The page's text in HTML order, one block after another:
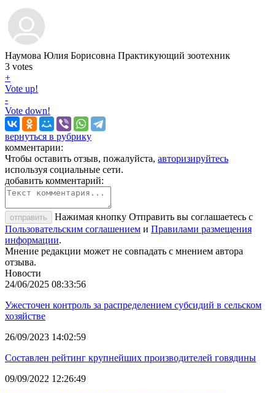
Наумова Юлия Борисовна Практикующий зоотехник
3 votes
+
Vote up!
-
Vote down!
вернуться в рубрику
комментарии:
Чтобы оставить отзыв, пожалуйста, авторизируйтесь
используя социальные сети.
добавить комментарий:
отправить
Нажимая кнопку Отправить вы соглашаетесь с
Пользовательским соглашением и Правилами размещения
информации.
Мнение редакции может не совпадать с мнением автора
отзыва.
Новости
24/06/2025 08:33:56
Ужесточен контроль за распределением субсидий в сельском
хозяйстве
26/09/2023 14:02:59
Составлен рейтинг крупнейших производителей говядины
09/09/2022 12:26:49